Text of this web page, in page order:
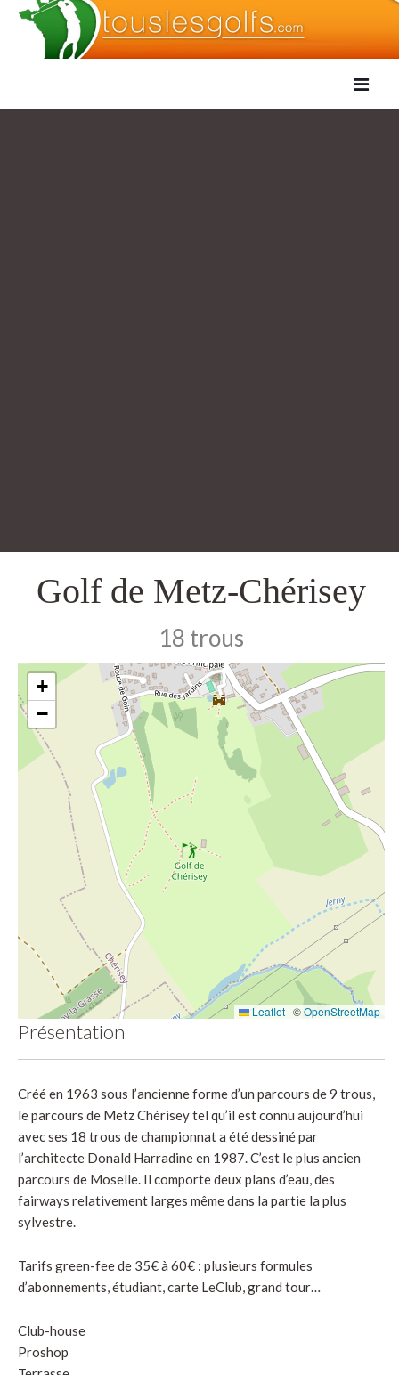
Golf de Metz-Chérisey
18 trous
+
−
Leaflet | ©OpenStreetMap
Présentation
Créé en 1963 sous l’ancienne forme d’un parcours de 9 trous,
le parcours de Metz Chérisey tel qu’il est connu aujourd’hui
avec ses 18 trous de championnat a été dessiné par
l’architecte Donald Harradine en 1987. C’est le plus ancien
parcours de Moselle. Il comporte deux plans d’eau, des
fairways relativement larges même dans la partie la plus
sylvestre.
Tarifs green-fee de 35€ à 60€ : plusieurs formules
d’abonnements, étudiant, carte LeClub, grand tour…
Club-house
Proshop